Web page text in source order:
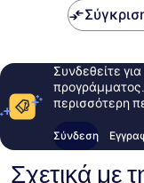
Συνδεθείτε
προγράμματος.
περισσότερη
Σύνδεση
Σχετικά με